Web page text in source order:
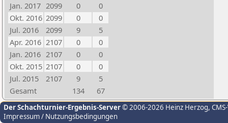
Jan. 2017 2099 0
0
Okt. 2016 2099 0
0
Jul. 2016
2099 9
5
Apr. 2016 2107 0
0
Jan. 2016 2107 0
0
Okt. 2015 2107 0
0
Jul. 2015
2107 9
5
Gesamt
134 67
Der Schachturnier-Ergebnis-Server© 2006-2026 Heinz Herzog,
Impressum / Nutzungsbedingungen